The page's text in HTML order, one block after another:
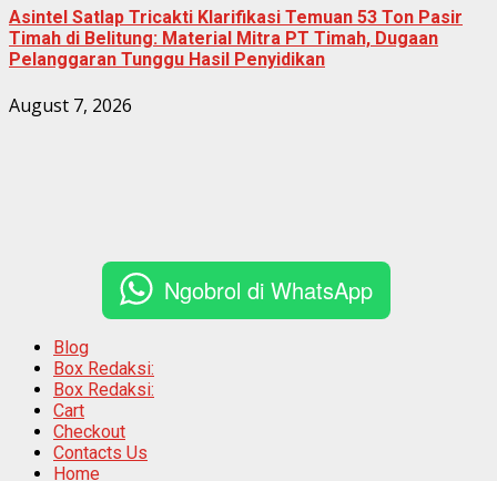
Asintel Satlap Tricakti Klarifikasi Temuan 53 Ton Pasir
Timah di Belitung: Material Mitra PT Timah, Dugaan
Pelanggaran Tunggu Hasil Penyidikan
August 7, 2026
Ngobrol di WhatsApp
Blog
Box Redaksi:
Box Redaksi:
Cart
Checkout
Contacts Us
Home